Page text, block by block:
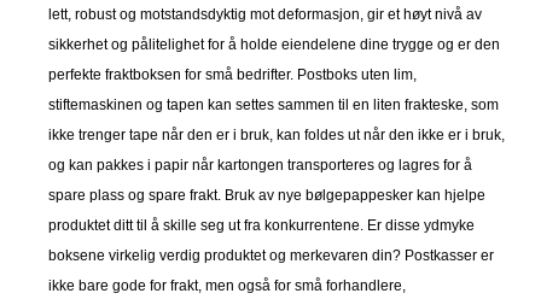
lett, robust og motstandsdyktig mot deformasjon, gir et høyt nivå av
sikkerhet og pålitelighet for å holde eiendelene dine trygge og er den
perfekte fraktboksen for små bedrifter. Postboks uten lim,
stiftemaskinen og tapen kan settes sammen til en liten frakteske, som
ikke trenger tape når den er i bruk, kan foldes ut når den ikke er i bruk,
og kan pakkes i papir når kartongen transporteres og lagres for å
spare plass og spare frakt. Bruk av nye bølgepappesker kan hjelpe
produktet ditt til å skille seg ut fra konkurrentene. Er disse ydmyke
boksene virkelig verdig produktet og merkevaren din? Postkasser er
ikke bare gode for frakt, men også for små forhandlere,